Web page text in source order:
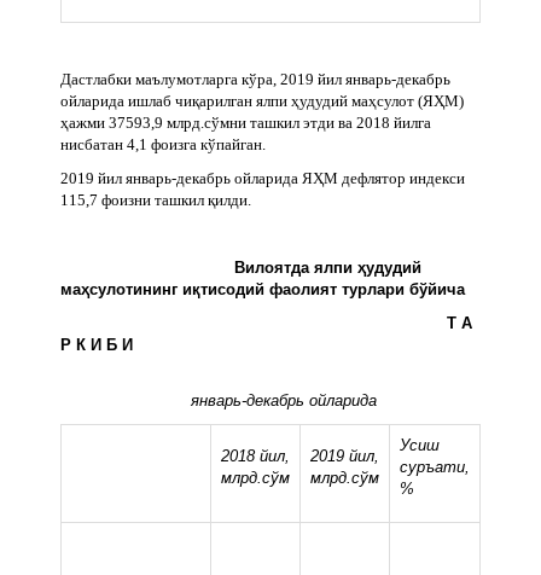
Дастлабки маълумотларга кўра, 2019 йил январь-декабрь
ойларида ишлаб чиқарилган ялпи ҳудудий маҳсулот (ЯҲМ)
ҳажми 37593,9 млрд.сўмни ташкил этди ва 2018 йилга
нисбатан 4,1 фоизга кўпайган.
2019 йил январь-декабрь ойларида ЯҲМ дефлятор индекси
115,7 фоизни ташкил қилди.
Вилоятда ялпи ҳудудий
маҳсулотининг иқтисодий фаолият турлари бўйича
Т А
Р К И Б И
январь-декабрь ойларида
2018 йил,
млрд.сўм
2019 йил,
млрд.сўм
Усиш
суръати,
%